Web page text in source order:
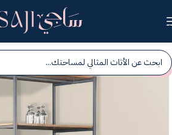
Skip to main content
-25%